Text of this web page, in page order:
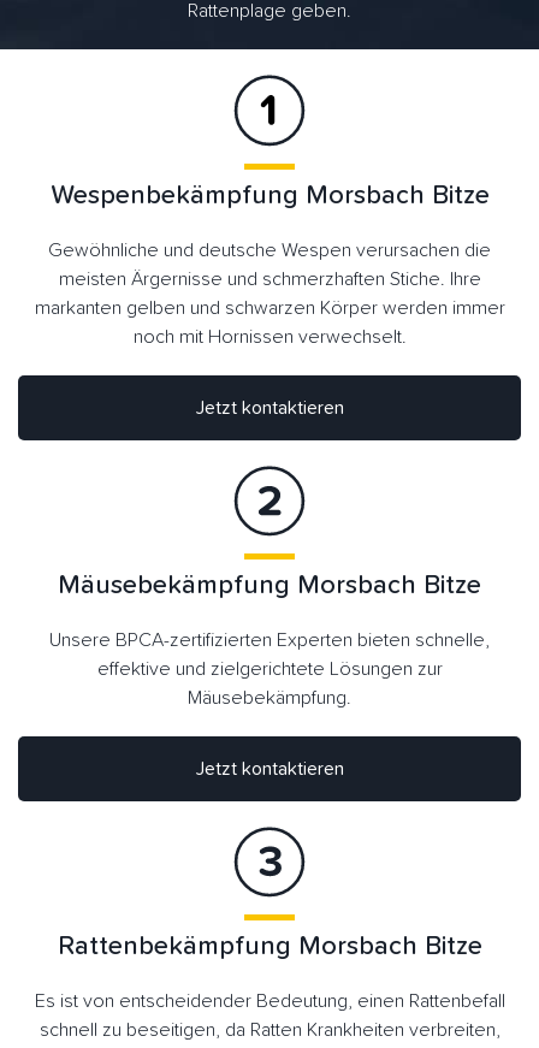
Rattenplage geben.
Wespenbekämpfung Morsbach Bitze
Gewöhnliche und deutsche Wespen verursachen die
meisten Ärgernisse und schmerzhaften Stiche. Ihre
markanten gelben und schwarzen Körper werden immer
noch mit Hornissen verwechselt.
Jetzt kontaktieren
Jetzt kontaktieren
Mäusebekämpfung Morsbach Bitze
Unsere BPCA-zertifizierten Experten bieten schnelle,
effektive und zielgerichtete Lösungen zur
Mäusebekämpfung.
Rattenbekämpfung Morsbach Bitze
Es ist von entscheidender Bedeutung, einen Rattenbefall
schnell zu beseitigen, da Ratten Krankheiten verbreiten,